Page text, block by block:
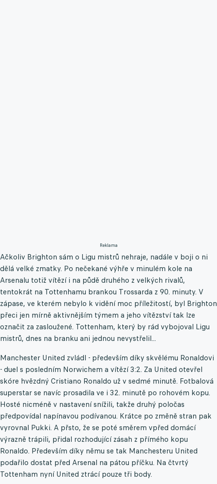
Reklama
Ačkoliv Brighton sám o Ligu mistrů nehraje, nadále v boji o ni
dělá velké zmatky. Po nečekané výhře v minulém kole na
Arsenalu totiž vítězí i na půdě druhého z velkých rivalů,
tentokrát na Tottenhamu brankou Trossarda z 90. minuty. V
zápase, ve kterém nebylo k vidění moc příležitostí, byl Brighton
přeci jen mírně aktivnějším týmem a jeho vítězství tak lze
označit za zasloužené. Tottenham, který by rád vybojoval Ligu
mistrů, dnes na branku ani jednou nevystřelil...
Manchester United zvládl - především díky skvělému Ronaldovi
- duel s posledním Norwichem a vítězí 3:2. Za United otevřel
skóre hvězdný Cristiano Ronaldo už v sedmé minutě. Fotbalová
superstar se navíc prosadila ve i 32. minutě po rohovém kopu.
Hosté nicméně v nastavení snížili, takže druhý poločas
předpovídal napínavou podívanou. Krátce po změně stran pak
vyrovnal Pukki. A přsto, že se poté směrem vpřed domácí
výrazně trápili, přidal rozhodující zásah z přímého kopu
Ronaldo. Především díky němu se tak Manchesteru United
podařilo dostat před Arsenal na pátou příčku. Na čtvrtý
Tottenham nyní United ztrácí pouze tři body.